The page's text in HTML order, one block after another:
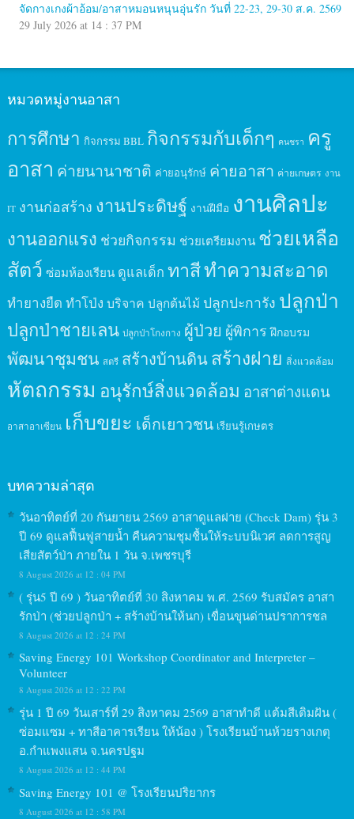
จัดกางเกงผ้าอ้อม/อาสาหมอนหนุนอุ่นรัก วันที่ 22-23, 29-30 ส.ค. 2569
29 July 2026 at 14 : 37 PM
หมวดหมู่งานอาสา
การศึกษา กิจกรรม BBL กิจกรรมกับเด็กๆ คนชรา ครู
อาสา ค่ายนานาชาติ ค่ายอนุรักษ์ ค่ายอาสา ค่ายเกษตร งาน
IT งานก่อสร้าง งานประดิษฐ์ งานฝีมือ งานศิลปะ
งานออกแรง ช่วยกิจกรรม ช่วยเตรียมงาน ช่วยเหลือ
สัตว์ ซ่อมห้องเรียน ดูแลเด็ก ทาสีทำความสะอาด
ทำยางยืด ทำโป่ง บริจาค ปลูกต้นไม้ ปลูกปะการัง ปลูกป่า
ปลูกป่าชายเลน ปลูกป่าโกงกาง ผู้ป่วย ผู้พิการ ฝึกอบรม
พัฒนาชุมชน สตรี สร้างบ้านดินสร้างฝาย สิ่งแวดล้อม
หัตถกรรม อนุรักษ์สิ่งแวดล้อม อาสาต่างแดน
อาสาอาเซียน เก็บขยะ เด็กเยาวชน เรียนรู้เกษตร
บทความล่าสุด
วันอาทิตย์ที่ 20 กันยายน 2569 อาสาดูแลฝาย (Check Dam) รุ่น 3
ปี 69 ดูแลฟื้นฟูสายน้ำ คืนความชุมชื้นให้ระบบนิเวศ ลดการสูญ
เสียสัตว์ป่า ภายใน 1 วัน จ.เพชรบุรี
8 August 2026 at 12 : 04 PM
( รุ่น5 ปี 69 ) วันอาทิตย์ที่ 30 สิงหาคม พ.ศ. 2569 รับสมัคร อาสา
รักป่า (ช่วยปลูกป่า + สร้างบ้านให้นก) เขื่อนขุนด่านปราการชล
8 August 2026 at 12 : 24 PM
Saving Energy 101 Workshop Coordinator and Interpreter –
Volunteer
8 August 2026 at 12 : 22 PM
รุ่น 1 ปี 69 วันเสาร์ที่ 29 สิงหาคม 2569 อาสาทำดี แต้มสีเติมฝัน (
ซ่อมแซม + ทาสีอาคารเรียน ให้น้อง ) โรงเรียนบ้านห้วยรางเกตุ
อ.กำแพงแสน จ.นครปฐม
8 August 2026 at 12 : 44 PM
Saving Energy 101 @ โรงเรียนปริยากร
8 August 2026 at 12 : 58 PM